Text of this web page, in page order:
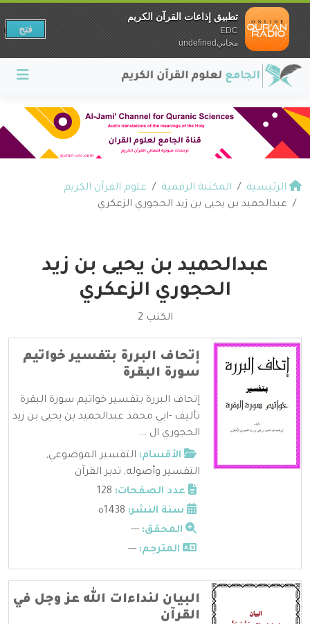
الرئيسية المكتبة الرقمية
علوم القرآن الكريم
عبدالحميد بن يحيى بن زيد الحجوري الزعكري
عبدالحميد بن يحيى بن زيد
الحجوري الزعكري
الكتب 2
إتحاف البررة بتفسير خواتيم
سورة البقرة
إتحاف البررة بتفسير خواتيم سورة البقرة
تأليف -ابي محمد عبدالحميد بن يحيى بن زيد
الحجوري ال ...
الأقسام: التفسير الموضوعي,
التفسير وأصوله, تدبر القرآن
عدد الصفحات:
سنة النشر:
المحقق: ---
المترجم: ---
البيان لنداءات الله عز وجل في
القرآن
تطبيق إذاعات القرآن الكريم
EDC
مجانيundefined
فتح